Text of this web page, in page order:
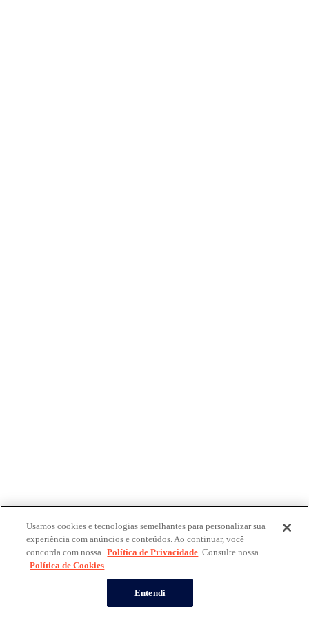
Usamos cookies e tecnologias semelhantes para personalizar sua
experiência com anúncios e conteúdos. Ao continuar, você
concorda com nossa Política de Privacidade. Consulte nossa
Política de Cookies
Entendi